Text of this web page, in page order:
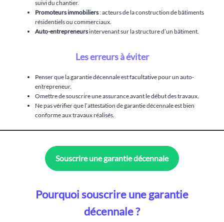
suivi du chantier.
Promoteurs immobiliers: acteurs de la construction de bâtiments
résidentiels ou commerciaux.
Auto-entrepreneursintervenant sur la structure d’un bâtiment.
Les erreurs à éviter
Penser que la garantie décennale est facultative pour un auto-
entrepreneur.
Omettre de souscrire une assurance avant le début des travaux.
Ne pas vérifier que l’attestation de garantie décennale est bien
conforme aux travaux réalisés.
Souscrire une garantie décennale
Pourquoi souscrire une garantie
décennale ?